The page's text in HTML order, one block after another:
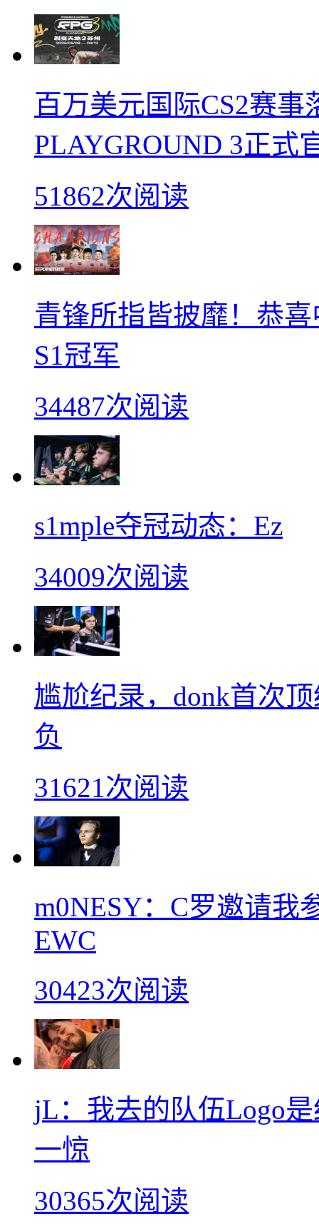
百万美元国际CS2赛事
PLAYGROUND 3正式
51862次阅读
青锋所指皆披靡！恭
S1冠军
34487次阅读
s1mple夺冠动态：Ez
34009次阅读
尴尬纪录，donk首次
负
31621次阅读
m0NESY：C罗邀请我
EWC
30423次阅读
jL：我去的队伍Logo
一惊
30365次阅读